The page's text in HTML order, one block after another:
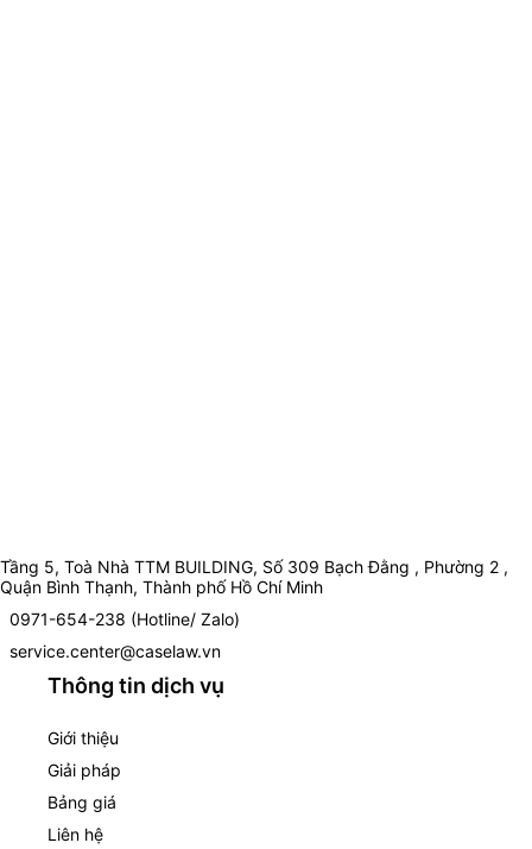
Tầng 5, Toà Nhà TTM BUILDING, Số 309 Bạch Đằng , Phường 2 ,
Quận Bình Thạnh, Thành phố Hồ Chí Minh
0971-654-238 (Hotline/ Zalo)
service.center@caselaw.vn
Thông tin dịch vụ
Giới thiệu
Giải pháp
Bảng giá
Liên hệ